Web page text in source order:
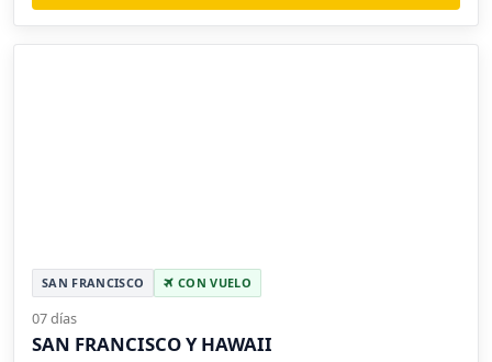
SAN FRANCISCO CON VUELO
07 días
SAN FRANCISCO Y HAWAII